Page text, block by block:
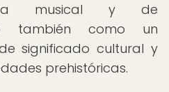
musical y de
también como un
significado cultural y
prehistóricas.